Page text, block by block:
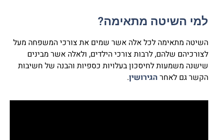
למי השיטה מתאימה?
השיטה מתאימה לכל אלה אשר שמים את צורכי המשפחה מעל
לצורכיהם שלהם, לרבות צורכי הילדים, ולאלה אשר מבינים
שישנה משמעות לחיסכון בעלויות כספיות והבנה של חשיבות
הקשר גם לאחר הגירושין.